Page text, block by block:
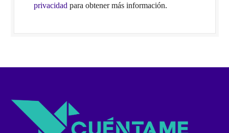
privacidad para obtener más información.